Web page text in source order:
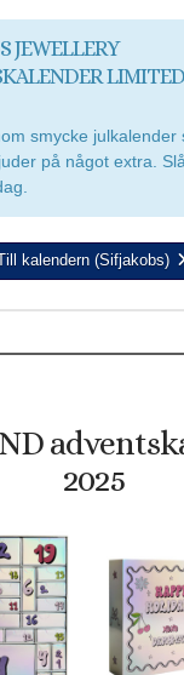
JEWELLERY
smycke julkalender
på något extra.
kalendern (Sifjakobs)
2025